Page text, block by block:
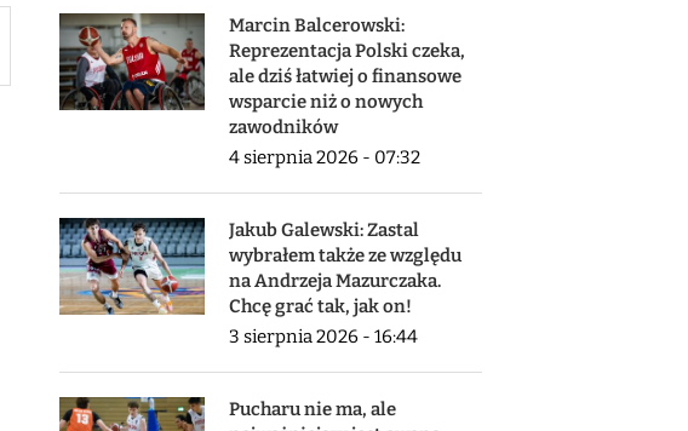
Marcin Balcerowski:
Reprezentacja Polski czeka,
ale dziś łatwiej o finansowe
wsparcie niż o nowych
zawodników
4 sierpnia 2026 - 07:32
Jakub Galewski: Zastal
wybrałem także ze względu
na Andrzeja Mazurczaka.
Chcę grać tak, jak on!
3 sierpnia 2026 - 16:44
Pucharu nie ma, ale